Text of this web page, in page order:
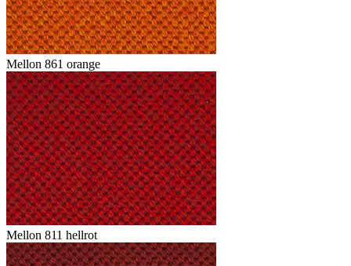
Mellon 861 orange
Mellon 811 hellrot